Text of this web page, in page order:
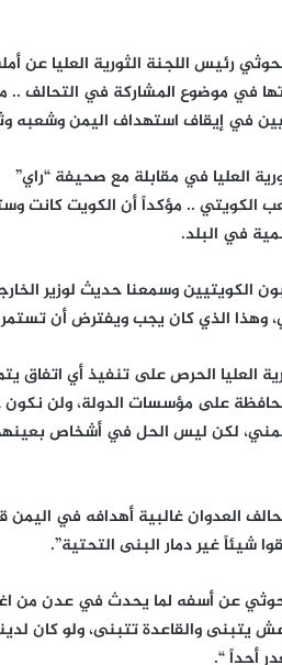
رئيس اللجنة الثورية العليا عن
في موضوع المشاركة في التحالف ..
في إيقاف استهداف اليمن وشعبه
العليا في مقابلة مع صحيفة “راي”
الكويتي .. مؤكداً أن الكويت كانت
في البلد.
الكويتيين وسمعنا حديث لوزير
وهذا الذي كان يجب ويفترض أن
العليا الحرص على تنفيذ أي اتفاق
على مؤسسات الدولة، ولن
لكن ليس الحل في أشخاص
العدوان غالبية أهدافه في
شيئاً غير دمار البنى التحتية”.
عن أسفه لما يحدث في عدن من
يتبنى والقاعدة تتبنى، ولو كان
أحداً “.